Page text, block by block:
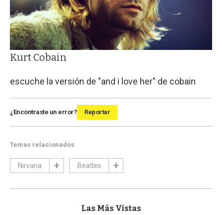
Kurt Cobain
escuche la versión de "and i love her" de cobain
¿Encontraste un error? Reportar
Temas relacionados
Nirvana Beatles
Las Más Vistas